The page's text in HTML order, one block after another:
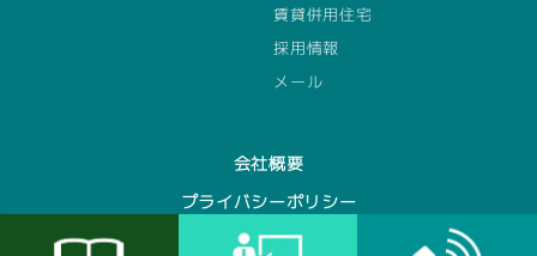
賃貸併用住宅
採用情報
メール
会社概要
プライバシーポリシー
採用情報